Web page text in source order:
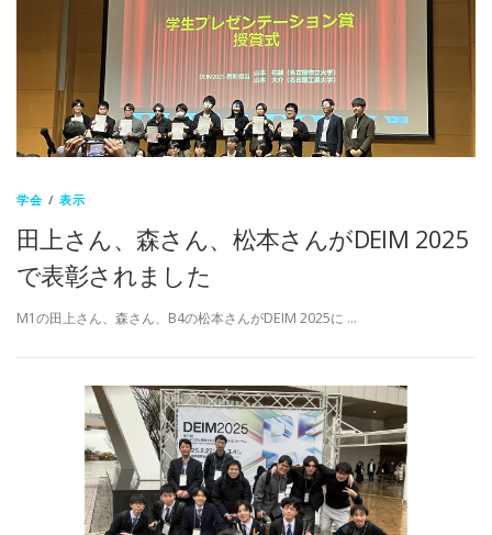
学会 /表示
田上さん、森さん、松本さんがDEIM 2025
で表彰されました
M1の田上さん、森さん、B4の松本さんがDEIM 2025に …